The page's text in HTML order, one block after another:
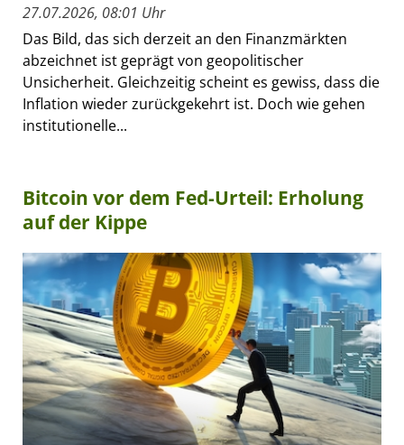
27.07.2026, 08:01 Uhr
Das Bild, das sich derzeit an den Finanzmärkten
abzeichnet ist geprägt von geopolitischer
Unsicherheit. Gleichzeitig scheint es gewiss, dass die
Inflation wieder zurückgekehrt ist. Doch wie gehen
institutionelle...
Bitcoin vor dem Fed-Urteil: Erholung
auf der Kippe